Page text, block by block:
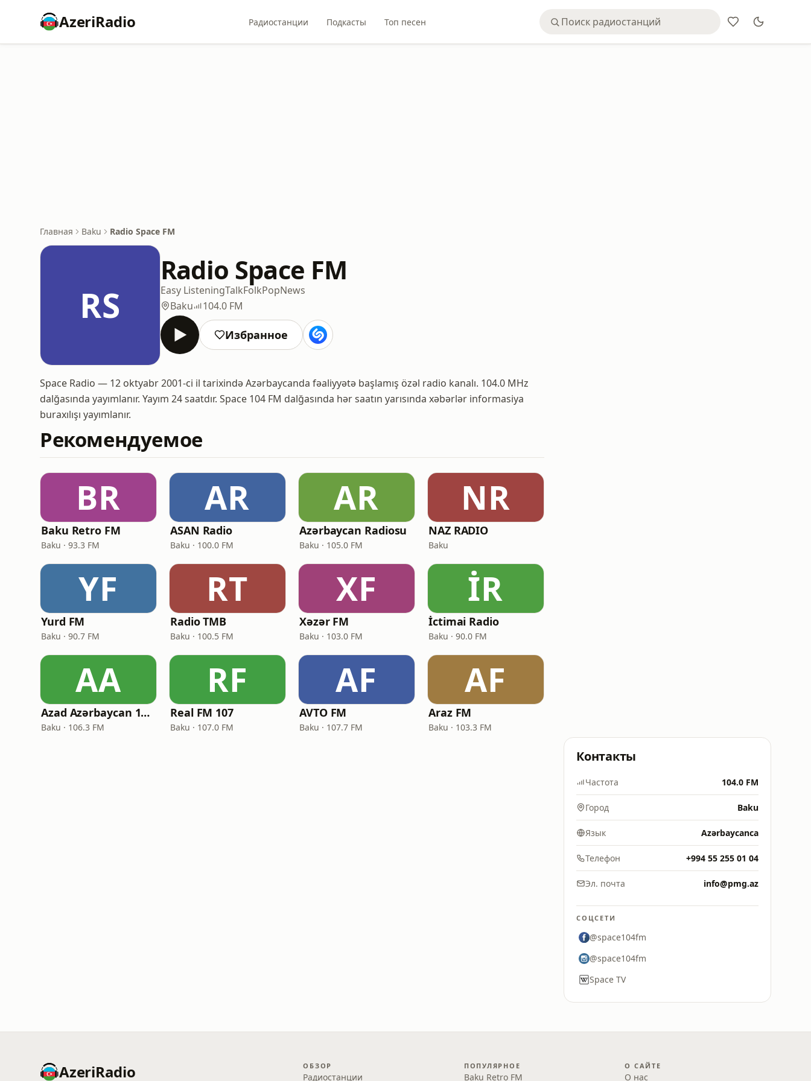
AzeriRadio Радиостанции Подкасты Топ песен
Главная Baku Radio Space FM
RS
Radio Space FM
Easy ListeningTalkFolkPopNews
Baku
104.0 FM
Избранное
Space Radio — 12 oktyabr 2001-ci il tarixində Azərbaycanda fəaliyyətə başlamış özəl radio kanalı. 104.0 MHz
dalğasında yayımlanır. Yayım 24 saatdır. Space 104 FM dalğasında hər saatın yarısında xəbərlər informasiya
buraxılışı yayımlanır.
Рекомендуемое
BR
Baku Retro FM
Baku · 93.3 FM
AR
ASAN Radio
Baku · 100.0 FM
AR
Azərbaycan Radiosu
Baku · 105.0 FM
NR
NAZ RADIO
Baku
YF
Yurd FM
Baku · 90.7 FM
RT
Radio TMB
Baku · 100.5 FM
XF
Xəzər FM
Baku · 103.0 FM
İR
İctimai Radio
Baku · 90.0 FM
AA
Azad Azərbaycan 106.3 FM
Baku · 106.3 FM
RF
Real FM 107
Baku · 107.0 FM
AF
AVTO FM
Baku · 107.7 FM
AF
Araz FM
Baku · 103.3 FM
Контакты
Частота 104.0 FM
Город Baku
Язык Azərbaycanca
Телефон +994 55 255 01 04
Эл. почта info@pmg.az
СОЦСЕТИ
@space104fm
@space104fm
Space TV
AzeriRadio ОБЗОР
Радиостанции
ПОПУЛЯРНОЕ
Baku Retro FM
О САЙТЕ
О нас